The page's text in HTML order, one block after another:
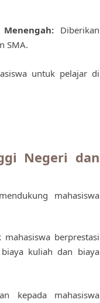
Diberikan
SMA.
untuk pelajar di
Negeri dan
mahasiswa
berprestasi
kuliah dan biaya
kepada mahasiswa